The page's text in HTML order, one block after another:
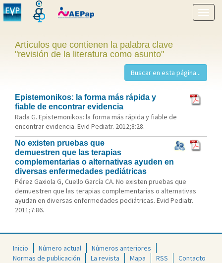
menú
Artículos que contienen la palabra clave
"revisión de la literatura como asunto"
Epistemonikos: la forma más rápida y
fiable de encontrar evidencia
Rada G. Epistemonikos: la forma más rápida y fiable de
encontrar evidencia. Evid Pediatr. 2012;8:28.
No existen pruebas que
demuestren que las terapias
complementarias o alternativas ayuden en
diversas enfermedades pediátricas
Pérez Gaxiola G, Cuello García CA. No existen pruebas que
demuestren que las terapias complementarias o alternativas
ayudan en diversas enfermedades pediátricas. Evid Pediatr.
2011;7:86.
Inicio Número actual
Números anteriores
Normas de publicación
La revista Mapa RSS Contacto